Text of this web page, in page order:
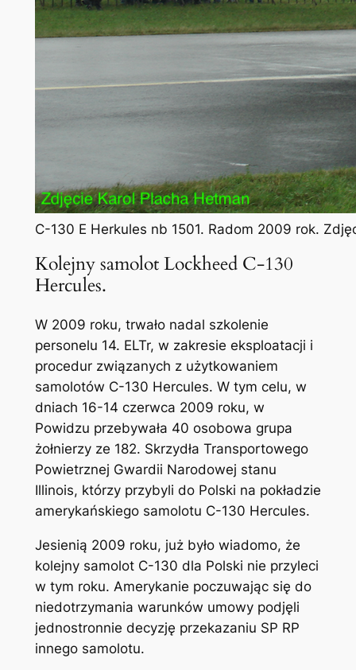
C-130 E Herkules nb 1501. Radom 2009 rok.
Kolejny samolot Lockheed C-130
Hercules.
W 2009 roku, trwało nadal szkolenie
personelu 14. ELTr, w zakresie eksploatacji i
procedur związanych z użytkowaniem
samolotów C-130 Hercules. W tym celu, w
dniach 16-14 czerwca 2009 roku, w
Powidzu przebywała 40 osobowa grupa
żołnierzy ze 182. Skrzydła Transportowego
Powietrznej Gwardii Narodowej stanu
Illinois, którzy przybyli do Polski na pokładzie
amerykańskiego samolotu C-130 Hercules.
Jesienią 2009 roku, już było wiadomo, że
kolejny samolot C-130 dla Polski nie przyleci
w tym roku. Amerykanie poczuwając się do
niedotrzymania warunków umowy podjęli
jednostronnie decyzję przekazaniu SP RP
innego samolotu.